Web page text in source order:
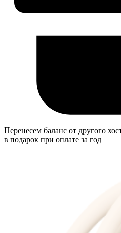
Перенесем баланс от другого
в подарок при оплате за год